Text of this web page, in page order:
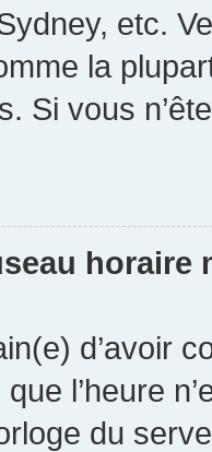
etc.
la
Si vous
horaire
d’avoir
que l’heure
du